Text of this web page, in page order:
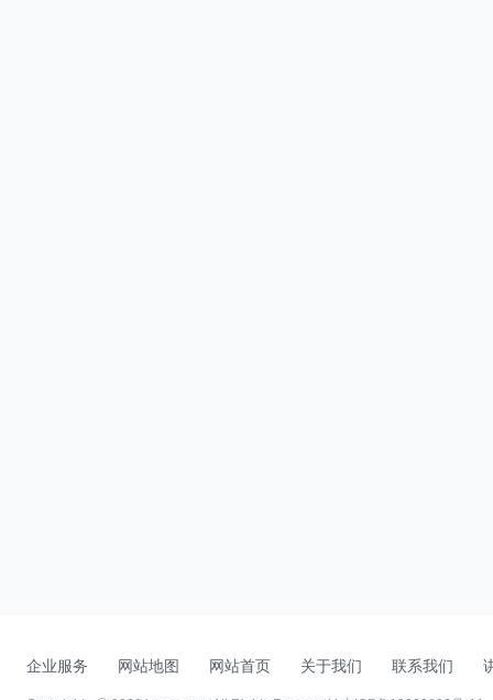
企业服务 网站地图 网站首页 关于我们 联系我们